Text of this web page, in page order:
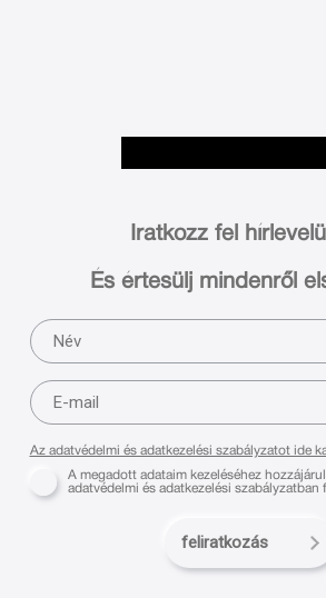
Iratkozz fel
És értesülj mindenről
Az adatvédelmi és adatkezelési szabályzatot ide
A megadott adataim kezeléséhez
feliratkozás